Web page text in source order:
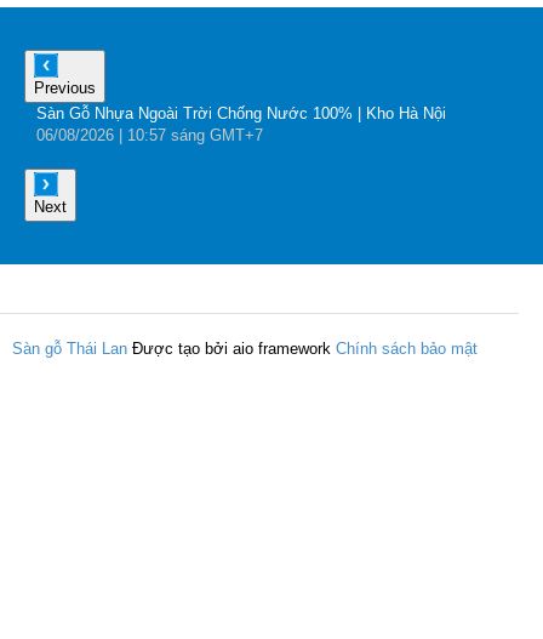
Previous
Sàn Gỗ Nhựa Ngoài Trời Chống Nước 100% | Kho Hà Nội
06/08/2026 | 10:57 sáng GMT+7
Next
Sàn gỗ Thái Lan Được tạo bởi aio framework Chính sách bảo mật